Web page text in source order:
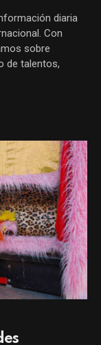
diaria
Con
sobre
de talentos,